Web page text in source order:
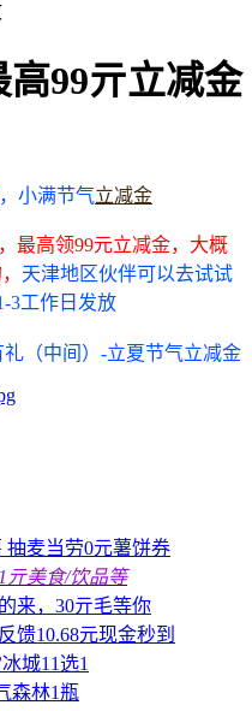
99亓立减金
小满节气立减金
最高领99元立减金，大概
天津地区伙伴可以去试试
3工作日发放
礼（中间）-立夏节气立减金
抽麦当劳0元薯饼券
亓美食/饮品等
来，30亓毛等你
馈10.68元现金秒到
城11选1
森林1瓶